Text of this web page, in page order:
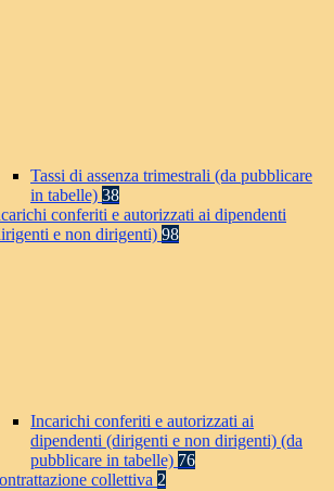
Tassi di assenza trimestrali (da pubblicare
in tabelle) 38
conferiti e autorizzati ai dipendenti
e non dirigenti) 98
Incarichi conferiti e autorizzati ai
dipendenti (dirigenti e non dirigenti) (da
pubblicare in tabelle) 76
collettiva 2